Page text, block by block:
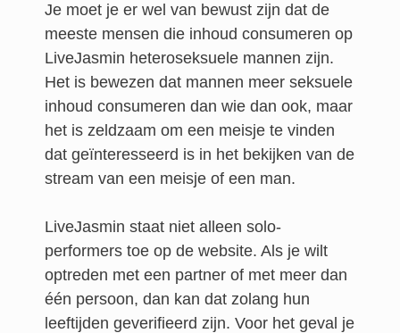
Je moet je er wel van bewust zijn dat de
meeste mensen die inhoud consumeren op
LiveJasmin heteroseksuele mannen zijn.
Het is bewezen dat mannen meer seksuele
inhoud consumeren dan wie dan ook, maar
het is zeldzaam om een meisje te vinden
dat geïnteresseerd is in het bekijken van de
stream van een meisje of een man.
LiveJasmin staat niet alleen solo-
performers toe op de website. Als je wilt
optreden met een partner of met meer dan
één persoon, dan kan dat zolang hun
leeftijden geverifieerd zijn. Voor het geval je